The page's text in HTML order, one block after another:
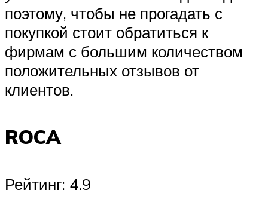
поэтому, чтобы не прогадать с
покупкой стоит обратиться к
фирмам с большим количеством
положительных отзывов от
клиентов.
ROCA
Рейтинг: 4.9